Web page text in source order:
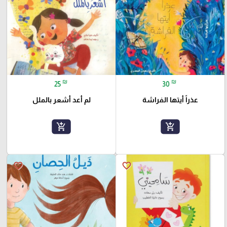
30 ₪
عذراً أيتها الفراشة
add_shopping_cart
25 ₪
لم أعد أشعر بالملل
add_shopping_cart
favorite_border
favorite_border